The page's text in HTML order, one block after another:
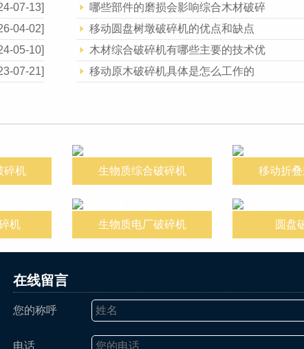
07-13]
04-02]
05-10]
07-21]
哪些部件的磨损会影响综合木材破碎
移动圆盘树墩破碎机的优点和缺点
木材综合破碎机有哪些主要的技术优
移动原木破碎机具体是怎么工作的
碎机 生物质综合破碎机 移动折
机 生物质电厂破碎机 圆盘
在线留言
您的称呼
电话